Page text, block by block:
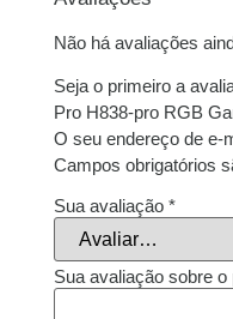
Não há avaliações
Seja o primeiro a
Pro H838-pro RGB
O seu endereço de e-
Campos obrigatórios
Sua avaliação *
Sua avaliação sobre o